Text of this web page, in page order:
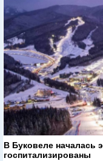
В Буковеле началась
госпитализированы